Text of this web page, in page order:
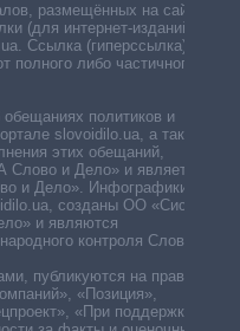
размещённых на сайте,
(для интернет-изданий —
Ссылка (гиперссылка)
полного либо частичного
политиков и
slovoidilo.ua, а также
этих обещаний,
и Дело» и является
и Дело». Инфографики,
созданы ОО «Система
и являются
контроля Слово и
публикуются на правах
«Позиция»,
«При поддержке».